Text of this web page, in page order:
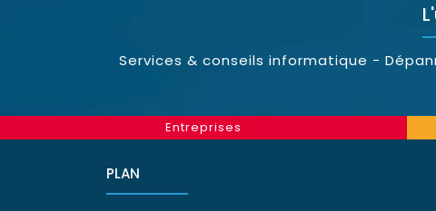
Services & conseils informatique -
Entreprises
PLAN